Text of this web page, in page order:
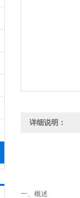
详细说明：
一、概述